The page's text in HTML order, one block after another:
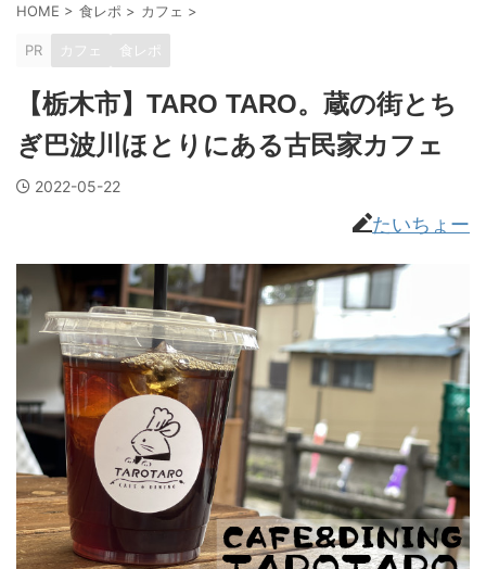
HOME > 食レポ > カフェ >
PR カフェ 食レポ
【栃木市】TARO TARO。蔵の街とち
ぎ巴波川ほとりにある古民家カフェ
2022-05-22
たいちょー